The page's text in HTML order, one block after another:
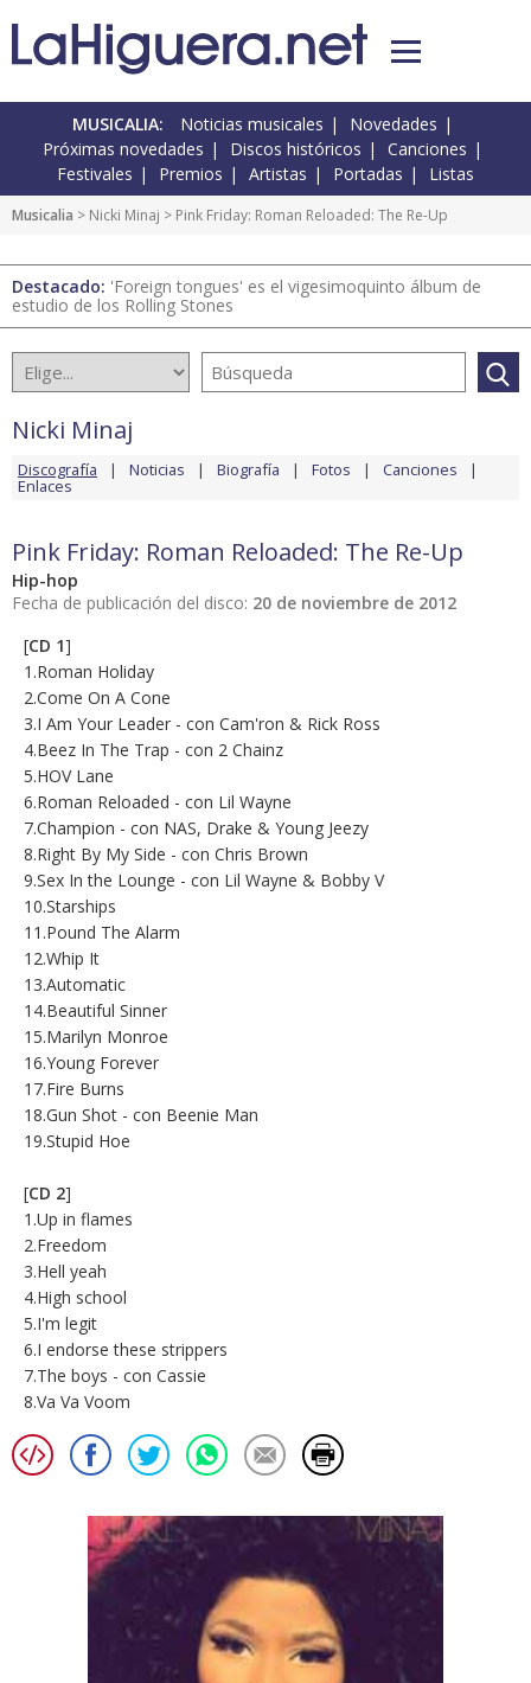
MUSICALIA: Noticias musicales
Novedades
Próximas novedades
Discos históricos
Canciones
Festivales
Premios Artistas Portadas Listas
Musicalia > Nicki Minaj > Pink Friday: Roman Reloaded: The Re-Up
Destacado: 'Foreign tongues' es el vigesimoquinto álbum de
estudio de los Rolling Stones
Nicki Minaj
Discografía Noticias Biografía Fotos Canciones
Enlaces
Pink Friday: Roman Reloaded: The Re-Up
Hip-hop
Fecha de publicación del disco: 20 de noviembre de 2012
[CD 1]
1.Roman Holiday
2.Come On A Cone
3.I Am Your Leader - con Cam'ron & Rick Ross
4.Beez In The Trap - con 2 Chainz
5.HOV Lane
6.Roman Reloaded - con Lil Wayne
7.Champion - con NAS, Drake & Young Jeezy
8.Right By My Side - con Chris Brown
9.Sex In the Lounge - con Lil Wayne & Bobby V
10.Starships
11.Pound The Alarm
12.Whip It
13.Automatic
14.Beautiful Sinner
15.Marilyn Monroe
16.Young Forever
17.Fire Burns
18.Gun Shot - con Beenie Man
19.Stupid Hoe
[CD 2]
1.Up in flames
2.Freedom
3.Hell yeah
4.High school
5.I'm legit
6.I endorse these strippers
7.The boys - con Cassie
8.Va Va Voom